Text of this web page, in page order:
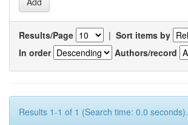
Results/Page | Sort items by
In order
Authors/record
Results 1-1 of 1 (Search time: 0.0 seconds).